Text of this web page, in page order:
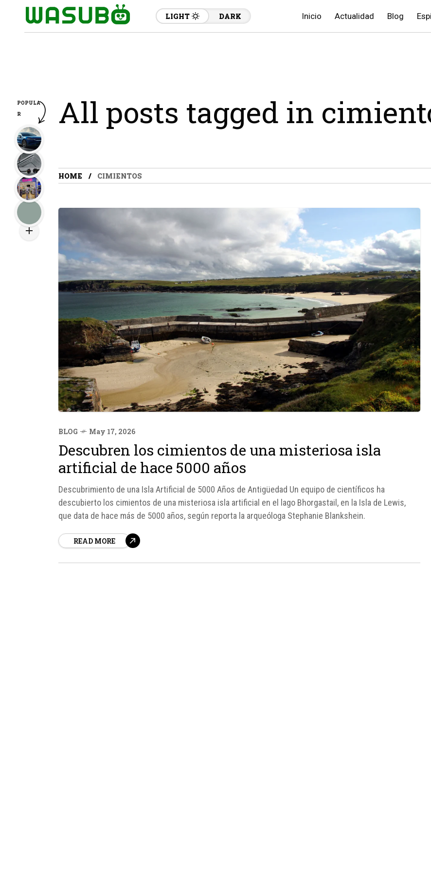
LIGHT DARK Inicio Actualidad Blog
All posts tagged in
HOME CIMIENTOS
BLOG May 17, 2026
Descubren los cimientos de una misteriosa isla
artificial de hace 5000 años
Descubrimiento de una Isla Artificial de 5000 Años de Antigüedad Un equipo de científicos ha
descubierto los cimientos de una misteriosa isla artificial en el lago Bhorgastail, en la Isla de Lewis,
que data de hace más de 5000 años, según reporta la arqueóloga Stephanie Blankshein.
READ MORE
POPULA
R